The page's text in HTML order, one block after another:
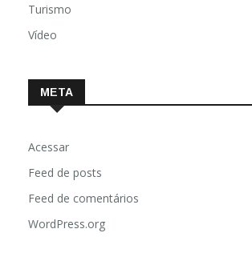
Turismo
Vídeo
META
Acessar
Feed de posts
Feed de comentários
WordPress.org